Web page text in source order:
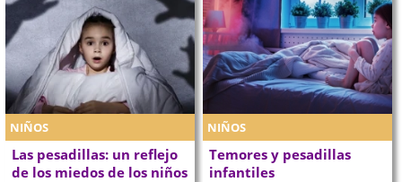
NIÑOS
Las pesadillas: un reflejo
de los miedos de los niños
NIÑOS
Temores y pesadillas
infantiles